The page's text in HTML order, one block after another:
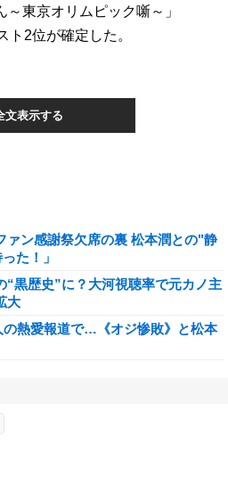
東京オリムピック噺～」
ト2位が確定した。
文表示する
ァン感謝祭欠席の裏 松本潤との"静
た！」
“黒歴史”に？大河視聴率で元カノ主
大
熱愛報道で…《オジ惨敗》と松本